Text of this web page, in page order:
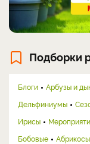
Подборки
Блоги Арбузы и
Дельфиниумы
Ирисы
Бобовые